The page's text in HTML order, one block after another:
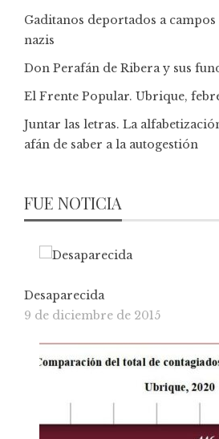
Gaditanos deportados a
nazis
Don Perafán de Ribera y sus
El Frente Popular. Ubrique,
Juntar las letras. La
afán de saber a la autogestión
FUE NOTICIA
Desaparecida
9 de diciembre de 2015